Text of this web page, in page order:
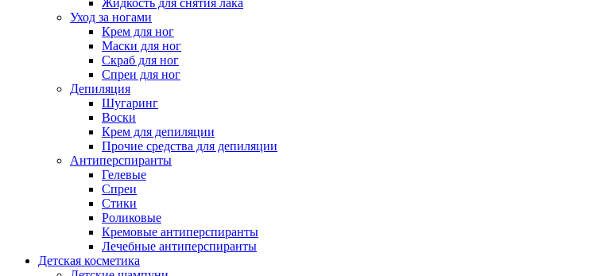
Уход за ногами
Крем для ног
Маски для ног
Скраб для ног
Спреи для ног
Депиляция
Шугаринг
Воски
Крем для депиляции
Прочие средства для депиляции
Антиперспиранты
Гелевые
Спреи
Стики
Роликовые
Кремовые антиперспиранты
Лечебные антиперспиранты
Детская косметика